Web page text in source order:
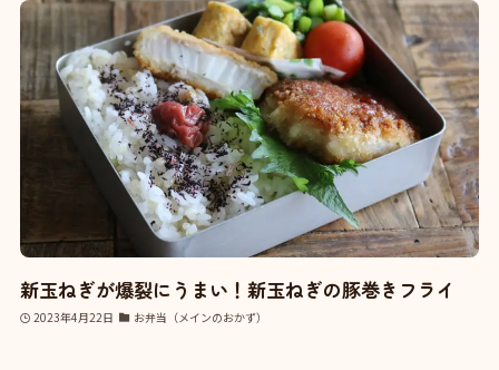
新玉ねぎが爆裂にうまい！新玉ねぎの豚巻きフライ
2023年4月22日 お弁当（メインのおかず）